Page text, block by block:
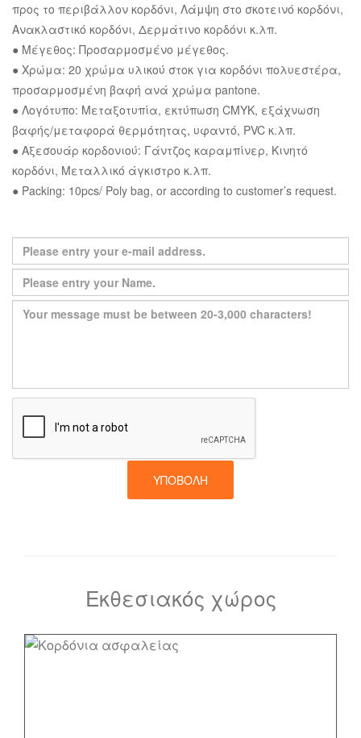
προς το περιβάλλον κορδόνι, Λάμψη στο σκοτεινό κορδόνι,
Ανακλαστικό κορδόνι, Δερμάτινο κορδόνι κ.λπ.
● Μέγεθος: Προσαρμοσμένο μέγεθος.
● Χρώμα: 20 χρώμα υλικού στοκ για κορδόνι πολυεστέρα,
προσαρμοσμένη βαφή ανά χρώμα pantone.
● Λογότυπο: Μεταξοτυπία, εκτύπωση CMYK, εξάχνωση
βαφής/μεταφορά θερμότητας, υφαντό, PVC κ.λπ.
● Αξεσουάρ κορδονιού: Γάντζος καραμπίνερ, Κινητό
κορδόνι, Μεταλλικό άγκιστρο κ.λπ.
● Packing: 10pcs/ Poly bag, or according to customer’s request.
ΥΠΟΒΟΛΉ
Εκθεσιακός χώρος